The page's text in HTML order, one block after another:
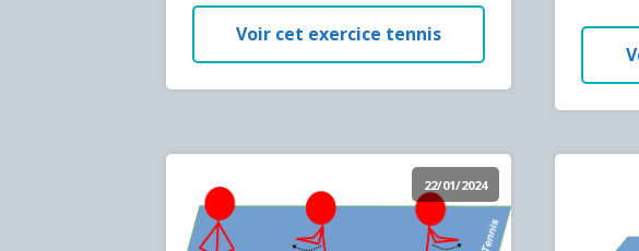
Voir cet exercice tennis
22/01/2024